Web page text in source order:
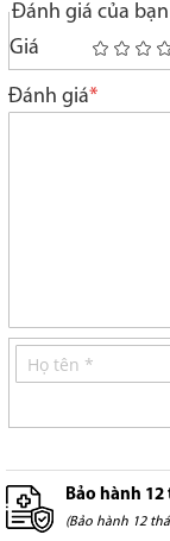
Đánh giá của bạn
Giá
1
star
2
stars
3
stars
4
stars
5
stars
Đánh giá
Bảo hành 12
(Bảo hành 12